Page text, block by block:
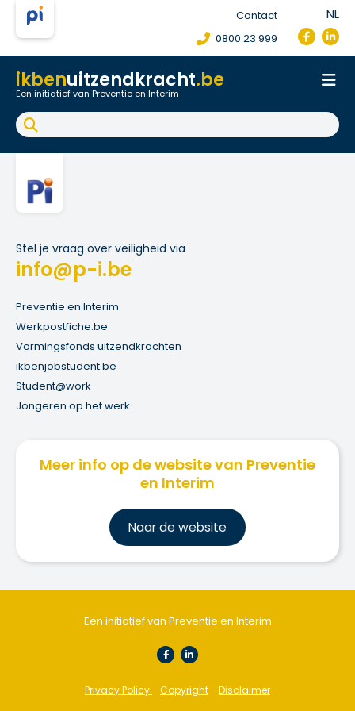
Contact
0800 23 999
NL
ikbenuitzendkracht.be
Een initiatief van Preventie en Interim
Onthaal
Werkpostfiche
Arbeidsongeval
FAQ
Stel je vraag over veiligheid via
info@p-i.be
Preventie en Interim
Werkpostfiche.be
Vormingsfonds uitzendkrachten
ikbenjobstudent.be
Student@work
Jongeren op het werk
Meer info op de website van Preventie
en Interim
Naar de website
Een initiatief van Preventie en Interim
Privacy Policy- Copyright- Disclaimer